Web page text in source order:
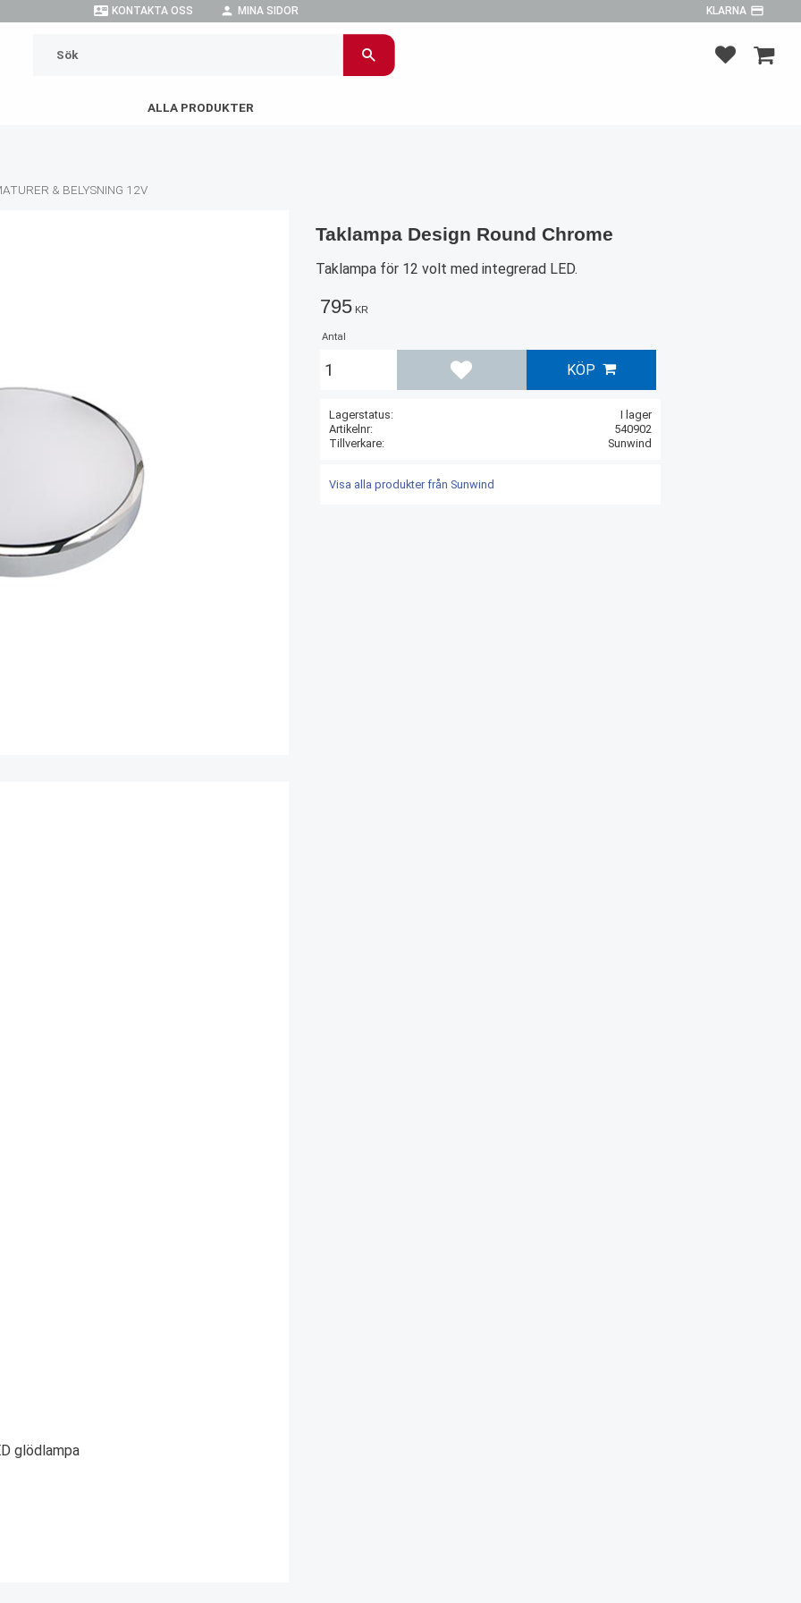
contact_mail KONTAKTA OSS person MINA SIDOR KLARNA payment
FAVORITER
ALLA PRODUKTER
& BELYSNING 12V
Taklampa Design Round Chrome
Taklampa för 12 volt med integrerad LED.
795 KR
Antal
KÖP
Lägg till i favoriter
Lagerstatus
I lager
Artikelnr
540902
Tillverkare
Sunwind
Visa alla produkter från Sunwind
glödlampa